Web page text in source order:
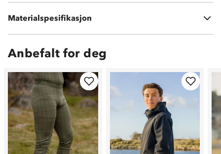
Materialspesifikasjon
Ytterstoff: 95% resirkulert polyester og 5% elastan
Anbefalt for deg